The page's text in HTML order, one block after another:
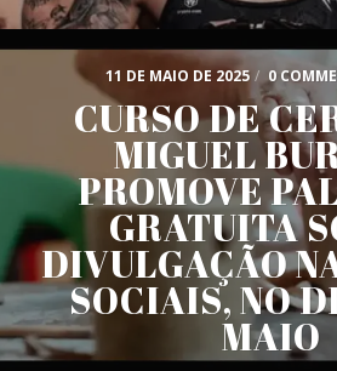
11 DE MAIO DE 2025 / 0
CURSO DE
MIGUEL
PROMOVE
GRATUITA
DIVULGAÇÃO
SOCIAIS, NO
MAIO